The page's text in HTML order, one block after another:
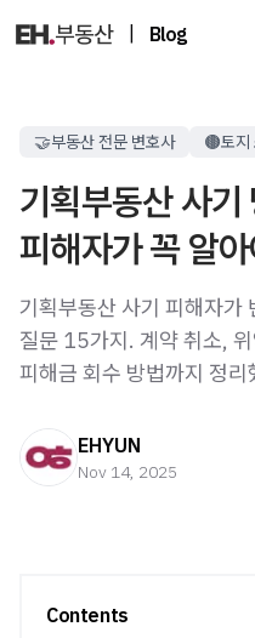
Blog
🤝부동산 전문 변호사 🟤토지
기획부동산 사기
피해자가 꼭 알
기획부동산 사기 피해자가
질문 15가지. 계약 취소,
피해금 회수 방법까지 정리
EHYUN
Nov 14, 2025
Contents